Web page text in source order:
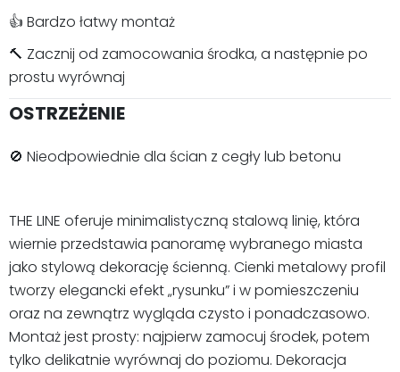
👍 Bardzo łatwy montaż
🔨 Zacznij od zamocowania środka, a następnie po
prostu wyrównaj
OSTRZEŻENIE
🚫 Nieodpowiednie dla ścian z cegły lub betonu
THE LINE oferuje minimalistyczną stalową linię, która
wiernie przedstawia panoramę wybranego miasta
jako stylową dekorację ścienną. Cienki metalowy profil
tworzy elegancki efekt „rysunku” i w pomieszczeniu
oraz na zewnątrz wygląda czysto i ponadczasowo.
Montaż jest prosty: najpierw zamocuj środek, potem
tylko delikatnie wyrównaj do poziomu. Dekoracja